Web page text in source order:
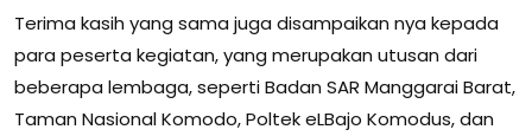
Terima kasih yang sama juga disampaikan nya kepada
para peserta kegiatan, yang merupakan utusan dari
beberapa lembaga, seperti Badan SAR Manggarai Barat,
Taman Nasional Komodo, Poltek eLBajo Komodus, dan